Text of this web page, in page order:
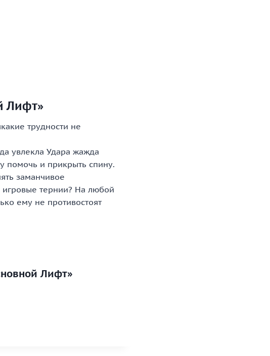
Лифт»
трудности не
увлекла Удара жажда
помочь и прикрыть спину.
заманчивое
игровые тернии? На любой
ему не противостоят
Лифт»